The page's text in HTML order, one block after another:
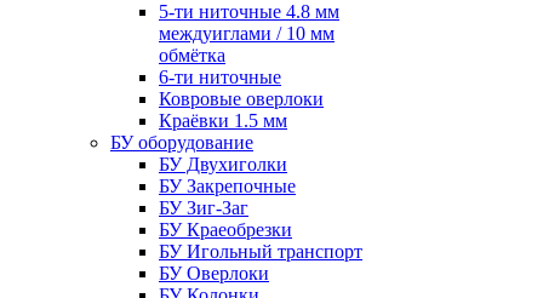
5-ти ниточные 4.8 мм
междуиглами / 10 мм
обмётка
6-ти ниточные
Ковровые оверлоки
Краёвки 1.5 мм
БУ оборудование
БУ Двухиголки
БУ Закрепочные
БУ Зиг-Заг
БУ Краеобрезки
БУ Игольный транспорт
БУ Оверлоки